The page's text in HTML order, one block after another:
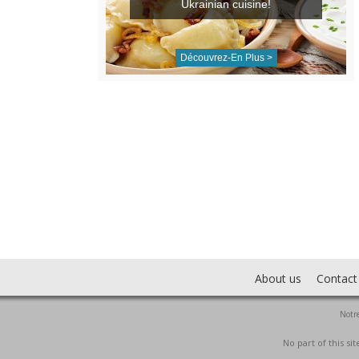
Ukrainian cuisine!
Découvrez-En Plus >
About us
No part of this